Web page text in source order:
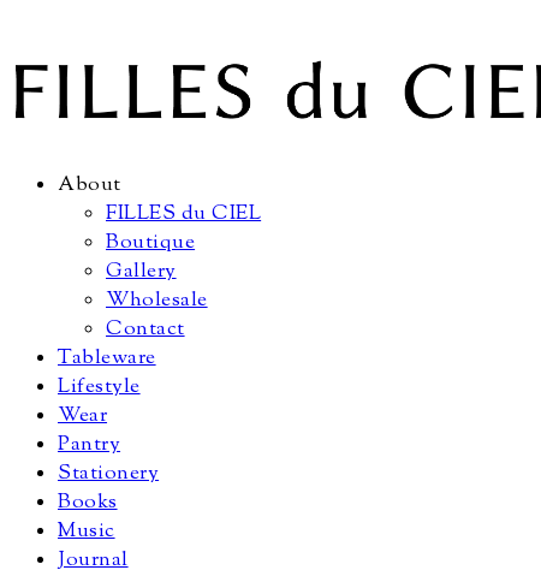
About
FILLES du CIEL
Boutique
Gallery
Wholesale
Contact
Tableware
Lifestyle
Wear
Pantry
Stationery
Books
Music
Journal